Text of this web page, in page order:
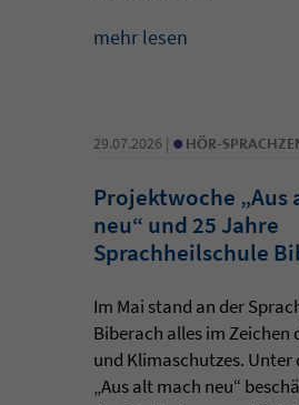
mehr lesen
29.07.2026 | • HÖR-
Projektwoche „Aus
neu“ und 25 Jahre
Sprachheilschule
Im Mai stand an der
Biberach alles im Zeichen
und Klimaschutzes. Unter
„Aus alt mach neu“